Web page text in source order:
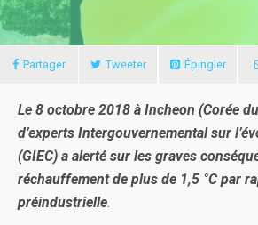
Partager Tweeter Épingler
Le 8 octobre 2018 à Incheon (Corée
d’experts Intergouvernemental sur
(GIEC) a alerté sur les graves
réchauffement de plus de 1,5 °C par
préindustrielle.